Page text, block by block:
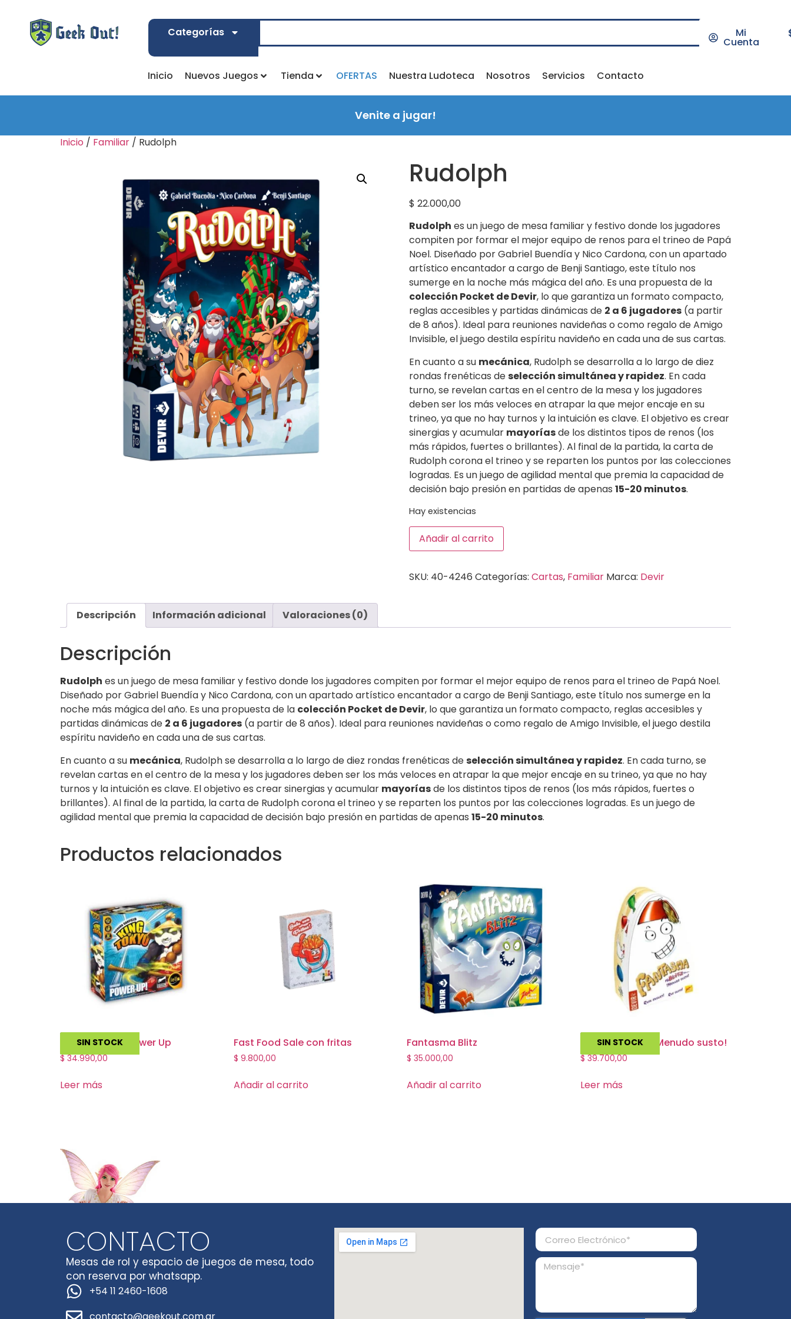
Categorías Mi
Cuenta
Inicio Nuevos Juegos Tienda OFERTAS Nuestra Ludoteca Nosotros Servicios Contacto
Venite a jugar!
Inicio / Familiar / Rudolph
Rudolph
$ 22.000,00
Rudolph es un juego de mesa familiar y festivo donde los jugadores
compiten por formar el mejor equipo de renos para el trineo de Papá
Noel. Diseñado por Gabriel Buendía y Nico Cardona, con un apartado
artístico encantador a cargo de Benji Santiago, este título nos
sumerge en la noche más mágica del año. Es una propuesta de la
colección Pocket de Devir, lo que garantiza un formato compacto,
reglas accesibles y partidas dinámicas de 2 a 6 jugadores(a partir
de 8 años). Ideal para reuniones navideñas o como regalo de Amigo
Invisible, el juego destila espíritu navideño en cada una de sus cartas.
En cuanto a su mecánica, Rudolph se desarrolla a lo largo de diez
rondas frenéticas deselección simultánea y rapidez. En cada
turno, se revelan cartas en el centro de la mesa y los jugadores
deben ser los más veloces en atrapar la que mejor encaje en su
trineo, ya que no hay turnos y la intuición es clave. El objetivo es crear
sinergias y acumular mayoríasde los distintos tipos de renos (los
más rápidos, fuertes o brillantes). Al final de la partida, la carta de
Rudolph corona el trineo y se reparten los puntos por las colecciones
logradas. Es un juego de agilidad mental que premia la capacidad de
decisión bajo presión en partidas de apenas 15-20 minutos.
Hay existencias
Añadir al carrito
SKU: 40-4246 Categorías: Cartas, Familiar Marca: Devir
Descripción Información adicional Valoraciones (0)
Descripción
Rudolph es un juego de mesa familiar y festivo donde los jugadores compiten por formar el mejor equipo de renos para el trineo de Papá Noel.
Diseñado por Gabriel Buendía y Nico Cardona, con un apartado artístico encantador a cargo de Benji Santiago, este título nos sumerge en la
noche más mágica del año. Es una propuesta de la colección Pocket de Devir, lo que garantiza un formato compacto, reglas accesibles y
partidas dinámicas de 2 a 6 jugadores (a partir de 8 años). Ideal para reuniones navideñas o como regalo de Amigo Invisible, el juego destila
espíritu navideño en cada una de sus cartas.
En cuanto a su mecánica, Rudolph se desarrolla a lo largo de diez rondas frenéticas deselección simultánea y rapidez. En cada turno, se
revelan cartas en el centro de la mesa y los jugadores deben ser los más veloces en atrapar la que mejor encaje en su trineo, ya que no hay
turnos y la intuición es clave. El objetivo es crear sinergias y acumular mayoríasde los distintos tipos de renos (los más rápidos, fuertes o
brillantes). Al final de la partida, la carta de Rudolph corona el trineo y se reparten los puntos por las colecciones logradas. Es un juego de
agilidad mental que premia la capacidad de decisión bajo presión en partidas de apenas 15-20 minutos.
Productos relacionados
SIN STOCK
King of Tokyo Power Up
$ 34.990,00
Leer más
Fast Food Sale con fritas
$ 9.800,00
Añadir al carrito
Fantasma Blitz
$ 35.000,00
Añadir al carrito
SIN STOCK
Fantasma Blitz ¡Menudo susto!
$ 39.700,00
Leer más
CONTACTO
Mesas de rol y espacio de juegos de mesa, todo
con reserva por whatsapp.
+54 11 2460-1608